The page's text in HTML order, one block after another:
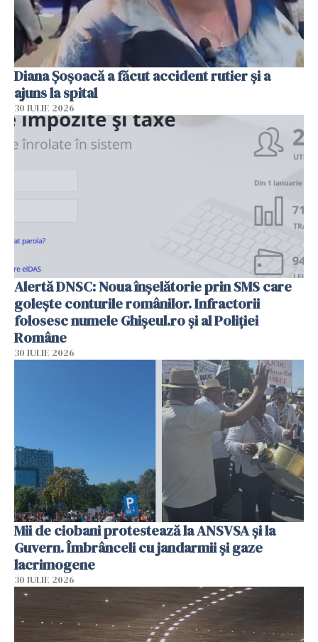
Diana Șoșoacă a făcut accident rutier și a
ajuns la spital
30 IULIE 2026
Alertă DNSC: Noua înșelătorie prin SMS care
golește conturile românilor. Infractorii
folosesc numele Ghișeul.ro și al Poliției
Române
30 IULIE 2026
Mii de ciobani protestează la ANSVSA și la
Guvern. Îmbrânceli cu jandarmii și gaze
lacrimogene
30 IULIE 2026